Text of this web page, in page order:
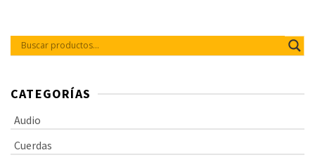
CATEGORÍAS
Audio
Cuerdas